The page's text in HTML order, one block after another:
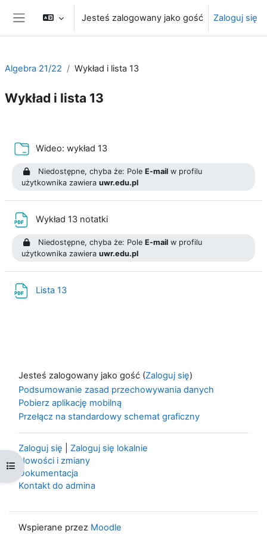
Przejdź do głównej zawartości
Panel boczny
Jesteś zalogowany jako gość Zaloguj się
Otwórz indeks kursu
Algebra 21/22 Wykład i lista 13
Wykład i lista 13
Wideo: wykład 13Folder
Niedostępne, chyba że: PoleE-mail w profilu
użytkownika zawiera uwr.edu.pl
Wykład 13 notatki
Niedostępne, chyba że: PoleE-mail w profilu
użytkownika zawiera uwr.edu.pl
Lista 13
Jesteś zalogowany jako gość (Zaloguj się)
Podsumowanie zasad przechowywania danych
Pobierz aplikację mobilną
Przełącz na standardowy schemat graficzny
Zaloguj się
Zaloguj się lokalnie
Nowości i zmiany
Dokumentacja
Kontakt do admina
Wspierane przez Moodle